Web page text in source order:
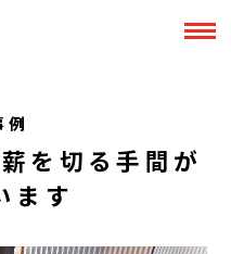
例
を切る手間が
ます